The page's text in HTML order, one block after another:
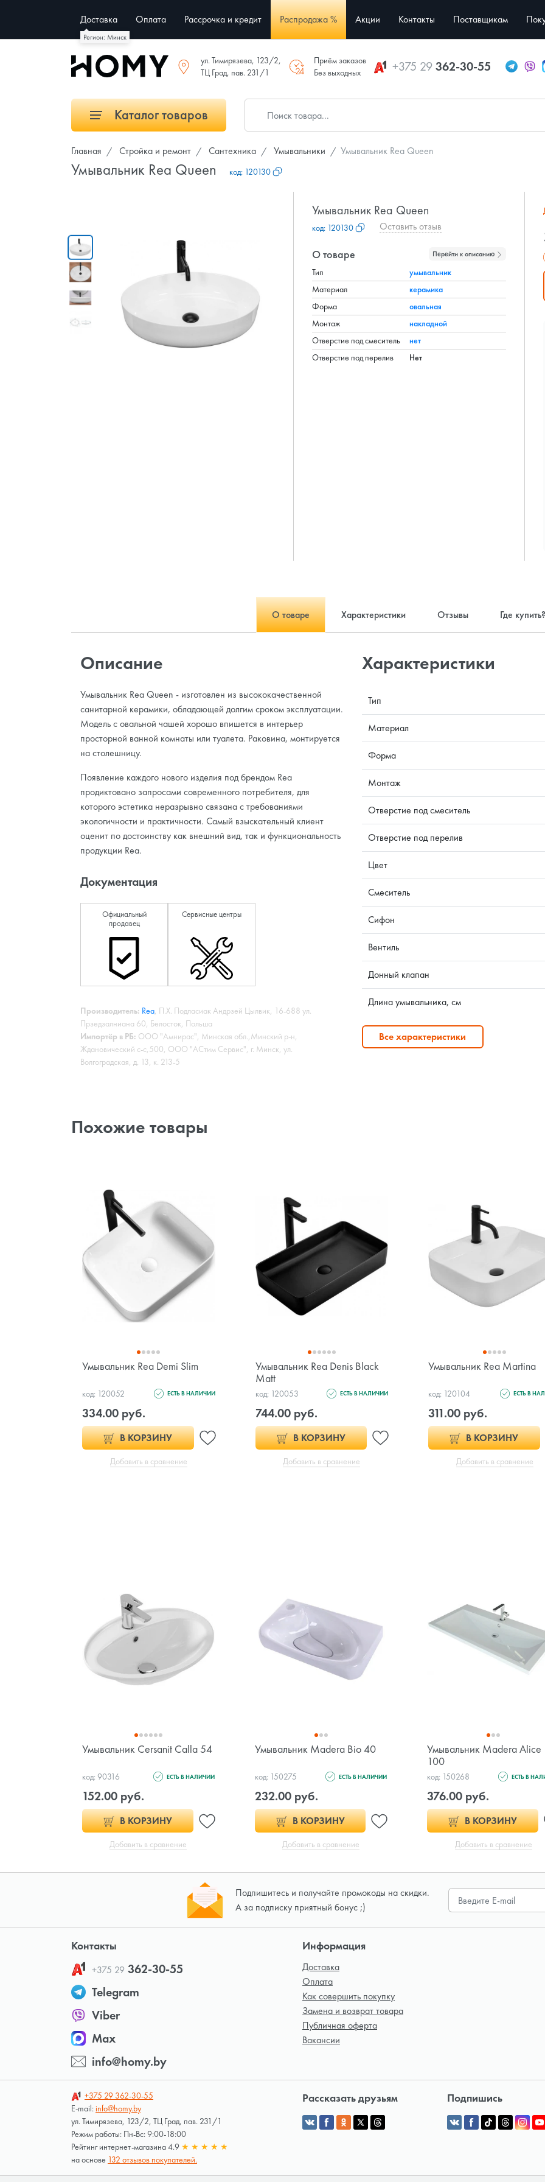
Регион: Минск
Доставка Оплата Рассрочка и кредит Распродажа % Акции Контакты Поставщикам
ул. Тимирязева, 123/2,
ТЦ Град, пав. 231/1
Приём заказов
Без выходных
+375 29362-30-55
Каталог товаров
Главная Стройка и ремонт Сантехника Умывальники Умывальник Rea Queen
Умывальник Rea Queen код: 120130
Умывальник Rea Queen
код: 120130 Оставить отзыв
О товаре Перейти к описанию
Тип
умывальник
Материал
керамика
Форма
овальная
Монтаж
накладной
Отверстие под смеситель
нет
Отверстие под перелив
Нет
О товаре Характеристики Отзывы Где купить?
Описание
Умывальник Rea Queen - изготовлен из высококачественной
санитарной керамики, обладающей долгим сроком эксплуатации.
Модель с овальной чашей хорошо впишется в интерьер
просторной ванной комнаты или туалета. Раковина, монтируется
на столешницу.
Появление каждого нового изделия под брендом Rea
продиктовано запросами современного потребителя, для
которого эстетика неразрывно связана с требованиями
экологичности и практичности. Самый взыскательный клиент
оценит по достоинству как внешний вид, так и функциональность
продукции Rea.
Документация
Официальный
продавец
Сервисные центры
Производитель: Rea, П.Х. Подласиак Андрзей Цылвик, 16-688 ул.
Прзедзалниана 60, Белосток, Польша
Импортёр в РБ: ООО "Амнирас", Минская обл.,Минский р-н,
Ждановический с-с,500, ООО "АСтим Сервис", г. Минск, ул.
Волгоградская, д. 13, к. 213-5
Характеристики
Тип
Материал
Форма
Монтаж
Отверстие под смеситель
Отверстие под перелив
Цвет
Смеситель
Сифон
Вентиль
Донный клапан
Длина умывальника, см
Все характеристики
Похожие товары
Умывальник Rea Demi Slim
код: 120052 ЕСТЬ В НАЛИЧИИ
334.00 руб.
В КОРЗИНУ
Добавить в сравнение
Умывальник Rea Denis Black
Matt
код: 120053 ЕСТЬ В НАЛИЧИИ
744.00 руб.
В КОРЗИНУ
Добавить в сравнение
Умывальник Rea Martina
код: 120104 ЕСТЬ В
311.00 руб.
В КОРЗИНУ
Добавить в сравнение
Умывальник Cersanit Calla 54
код: 90316 ЕСТЬ В НАЛИЧИИ
152.00 руб.
В КОРЗИНУ
Добавить в сравнение
Умывальник Madera Bio 40
код: 150275 ЕСТЬ В НАЛИЧИИ
232.00 руб.
В КОРЗИНУ
Добавить в сравнение
Умывальник Madera Alice
100
код: 150268 ЕСТЬ В
376.00 руб.
В КОРЗИНУ
Добавить в сравнение
Подпишитесь и получайте промокоды на скидки.
А за подписку приятный бонус ;)
Контакты
+375 29 362-30-55
Telegram
Viber
Max
info@homy.by
Информация
Доставка
Оплата
Как совершить покупку
Замена и возврат товара
Публичная оферта
Вакансии
+375 29 362-30-55
E-mail:info@homy.by
ул. Тимирязева, 123/2, ТЦ Град, пав. 231/1
Режим работы: Пн-Вс: 9:00-18:00
Рейтинг интернет-магазина 4.9 ★ ★ ★ ★ ★
на основе 132 отзывов покупателей.
Рассказать друзьям Подпишись